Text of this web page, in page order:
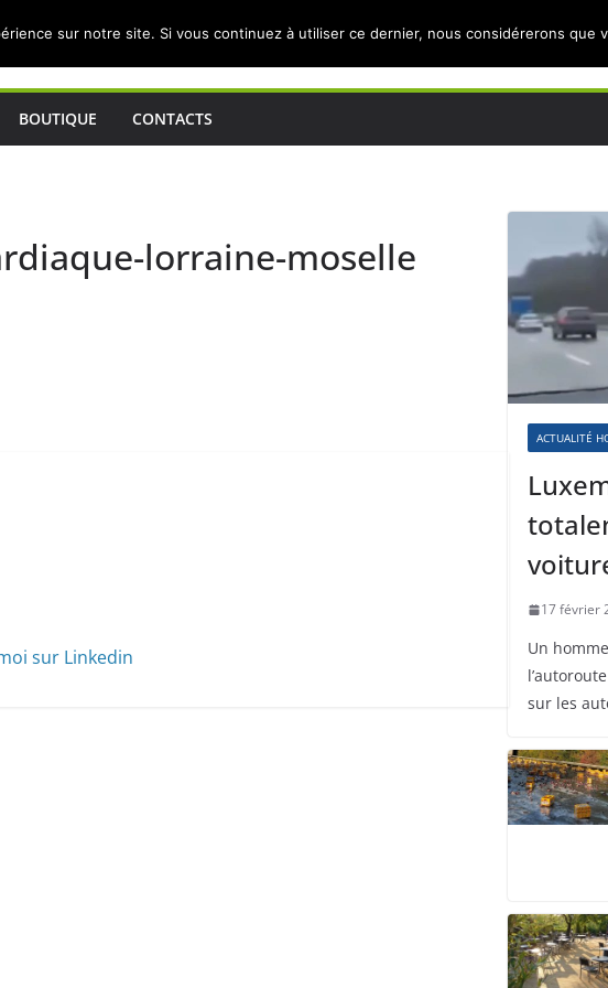
BOUTIQUE CONTACTS
lorraine-moselle
sur Linkedin
ACTUALITÉ
17 février
Un
sur les
sur notre site. Si vous continuez à utiliser ce dernier, nous considérerons que